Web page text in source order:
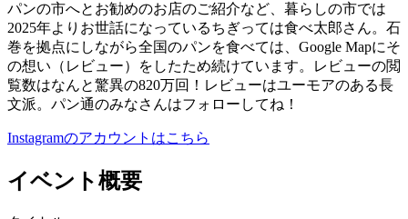
パンの市へとお勧めのお店のご紹介など、暮らしの市では
2025年よりお世話になっているちぎっては食べ太郎さん。石
巻を拠点にしながら全国のパンを食べては、Google Mapにそ
の想い（レビュー）をしたため続けています。レビューの閲
覧数はなんと驚異の820万回！レビューはユーモアのある長
文派。パン通のみなさんはフォローしてね！
Instagramのアカウントはこちら
イベント概要